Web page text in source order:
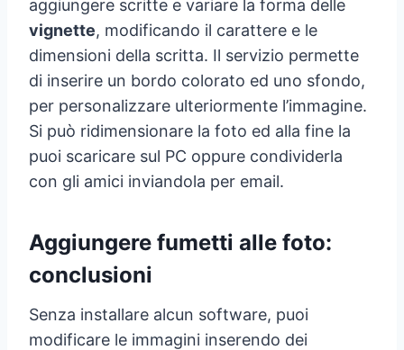
aggiungere scritte e variare la forma delle
vignette, modificando il carattere e le
dimensioni della scritta. Il servizio permette
di inserire un bordo colorato ed uno sfondo,
per personalizzare ulteriormente l’immagine.
Si può ridimensionare la foto ed alla fine la
puoi scaricare sul PC oppure condividerla
con gli amici inviandola per email.
Aggiungere fumetti alle foto:
conclusioni
Senza installare alcun software, puoi
modificare le immagini inserendo dei